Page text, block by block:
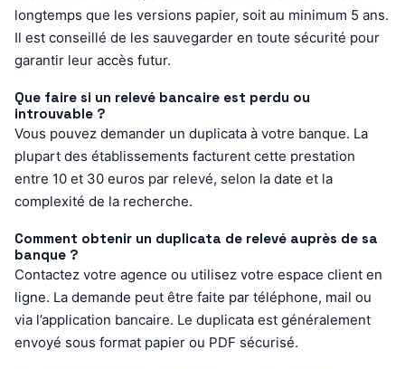
longtemps que les versions papier, soit au minimum 5 ans.
Il est conseillé de les sauvegarder en toute sécurité pour
garantir leur accès futur.
Que faire si un relevé bancaire est perdu ou
introuvable ?
Vous pouvez demander un duplicata à votre banque. La
plupart des établissements facturent cette prestation
entre 10 et 30 euros par relevé, selon la date et la
complexité de la recherche.
Comment obtenir un duplicata de relevé auprès de sa
banque ?
Contactez votre agence ou utilisez votre espace client en
ligne. La demande peut être faite par téléphone, mail ou
via l’application bancaire. Le duplicata est généralement
envoyé sous format papier ou PDF sécurisé.